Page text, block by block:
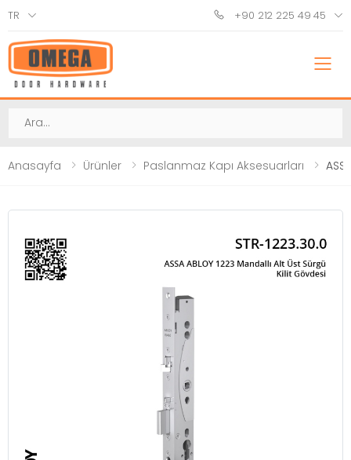
TR +90 212 225 49 45
Ara
Anasayfa Ürünler Paslanmaz Kapı Aksesuarları